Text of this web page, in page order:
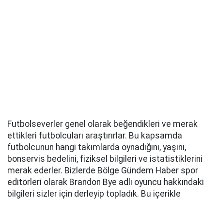
Futbolseverler genel olarak beğendikleri ve merak
ettikleri futbolcuları araştırırlar. Bu kapsamda
futbolcunun hangi takımlarda oynadığını, yaşını,
bonservis bedelini, fiziksel bilgileri ve istatistiklerini
merak ederler. Bizlerde Bölge Gündem Haber spor
editörleri olarak Brandon Bye adlı oyuncu hakkındaki
bilgileri sizler için derleyip topladık. Bu içerikle